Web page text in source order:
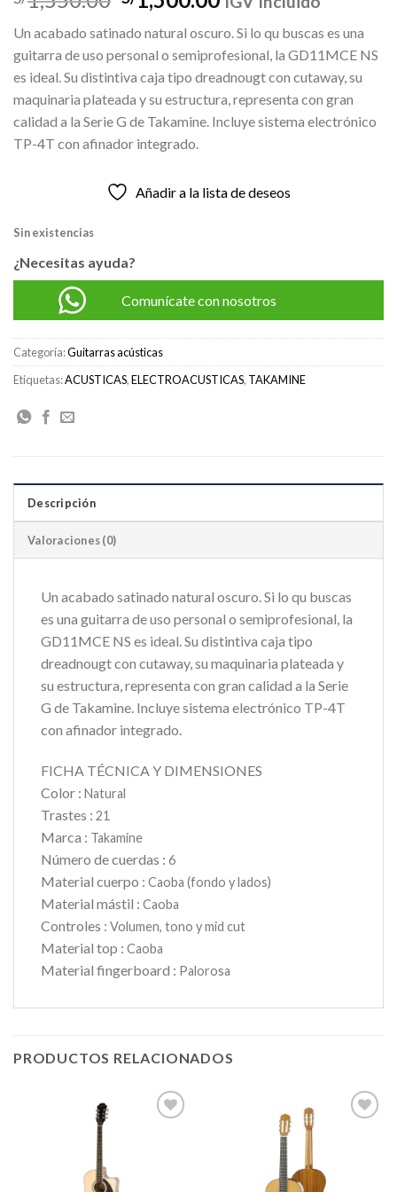
precio
original
era:
S/1,550.00.
actual
es:
S/1,500.00.
Un acabado satinado natural oscuro. Si lo qu buscas es una
guitarra de uso personal o semiprofesional, la GD11MCE NS
es ideal. Su distintiva caja tipo dreadnougt con cutaway, su
maquinaria plateada y su estructura, representa con gran
calidad a la Serie G de Takamine. Incluye sistema electrónico
TP-4T con afinador integrado.
Añadir a la lista de deseos
Sin existencias
¿Necesitas ayuda?
Comunícate con nosotros
Categoría:Guitarras acústicas
Etiquetas:ACUSTICAS,ELECTROACUSTICAS, TAKAMINE
Descripción
Valoraciones (0)
Un acabado satinado natural oscuro. Si lo qu buscas
es una guitarra de uso personal o semiprofesional, la
GD11MCE NS es ideal. Su distintiva caja tipo
dreadnougt con cutaway, su maquinaria plateada y
su estructura, representa con gran calidad a la Serie
G de Takamine. Incluye sistema electrónico TP-4T
con afinador integrado.
FICHA TÉCNICA Y DIMENSIONES
Color : Natural
Trastes : 21
Marca : Takamine
Número de cuerdas : 6
Material cuerpo : Caoba (fondo y lados)
Material mástil : Caoba
Controles : Volumen, tono y mid cut
Material top : Caoba
Material fingerboard : Palorosa
PRODUCTOS RELACIONADOS